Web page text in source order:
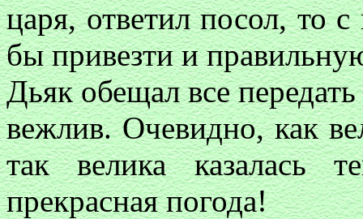
царя, ответил посол, то
бы привезти и
Дьяк обещал все
вежлив. Очевидно, как
так велика казалась
прекрасная погода!